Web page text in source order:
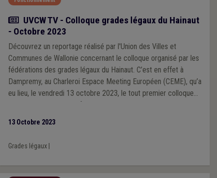
Actualité
UVCW TV - Colloque grades légaux du Hainaut
- Octobre 2023
Découvrez un reportage réalisé par l'Union des Villes et
Communes de Wallonie concernant le colloque organisé par les
fédérations des grades légaux du Hainaut. C’est en effet à
Dampremy, au Charleroi Espace Meeting Européen (CEME), qu’a
eu lieu, le vendredi 13 octobre 2023, le tout premier colloque
organisé par les quatre fédérations de grades légaux hennuyers:
13 Octobre 2023
Grades légaux|